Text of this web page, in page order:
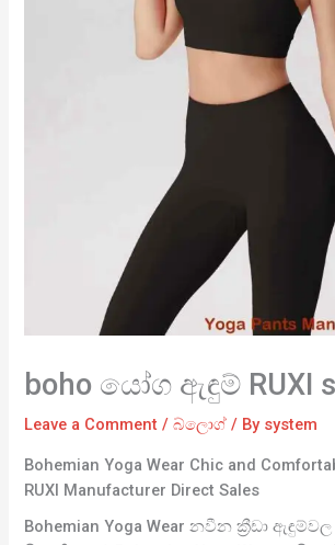
boho යෝග ඇඳුම් RUXI
Leave a Comment /බ්ලොග් / By system
Bohemian Yoga Wear Chic and
RUXI Manufacturer Direct Sales
Bohemian Yoga Wear නවීන ක්‍රීඩා